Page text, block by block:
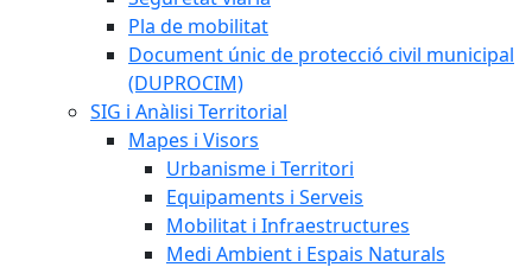
Pla de mobilitat
Document únic de protecció civil municipal
(DUPROCIM)
SIG i Anàlisi Territorial
Mapes i Visors
Urbanisme i Territori
Equipaments i Serveis
Mobilitat i Infraestructures
Medi Ambient i Espais Naturals